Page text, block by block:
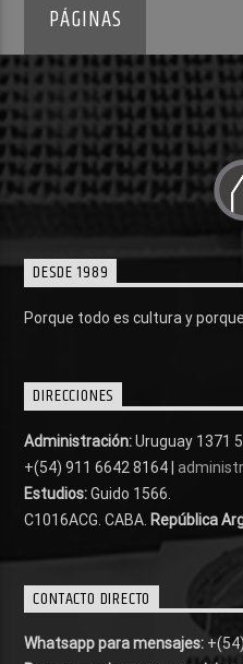
PÁGINAS
DESDE 1989
Porque todo es cultura y
DIRECCIONES
Administración:Uruguay 1371
+(54) 911 6642 8164 |
Estudios:Guido 1566.
C1016ACG . CABA. República
CONTACTO DIRECTO
Whatsapp para mensajes: